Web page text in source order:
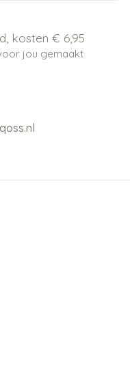
kosten € 6,95
jou gemaakt